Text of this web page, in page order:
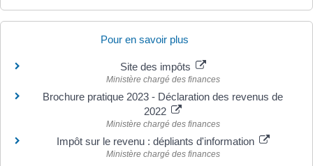
Pour en savoir plus
Site des impôts
Ministère chargé des finances
Brochure pratique 2023 - Déclaration des revenus de
2022
Ministère chargé des finances
Impôt sur le revenu : dépliants d'information
Ministère chargé des finances